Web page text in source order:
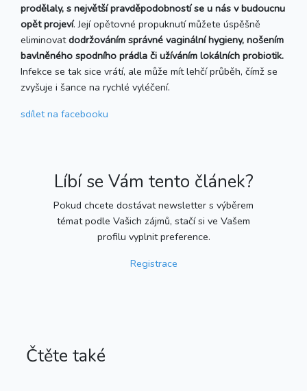
prodělaly, s největší pravděpodobností se u nás v budoucnu
opět projeví. Její opětovné propuknutí můžete úspěšně
eliminovatdodržováním správné vaginální hygieny, nošením
bavlněného spodního prádla či užíváním lokálních probiotik.
Infekce se tak sice vrátí, ale může mít lehčí průběh, čímž se
zvyšuje i šance na rychlé vyléčení.
sdíletna facebooku
Líbí se Vám tento článek?
Pokud chcete dostávat newsletter s výběrem
témat podle Vašich zájmů, stačí si ve Vašem
profilu vyplnit preference.
Registrace
Čtěte také